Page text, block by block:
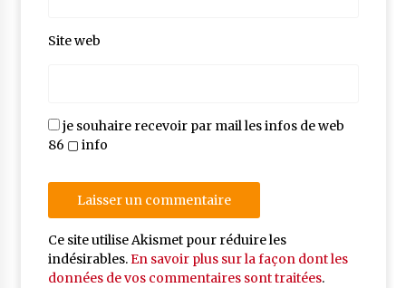
Site web
je souhaire recevoir par mail les infos de web
86 ▢ info
Ce site utilise Akismet pour réduire les
indésirables.En savoir plus sur la façon dont les
données de vos commentaires sont traitées.